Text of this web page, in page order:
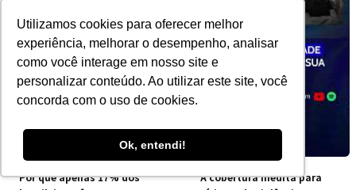
Utilizamos cookies para oferecer melhor
experiência, melhorar o desempenho, analisar
como você interage em nosso site e
personalizar conteúdo. Ao utilizar este site, você
concorda com o uso de cookies.
Ok, entendi!
Por que apenas 17% dos
A cobertura inédita para